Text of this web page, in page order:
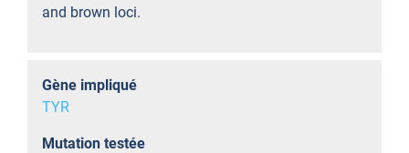
and brown loci.
Gène impliqué
TYR
Mutation testée